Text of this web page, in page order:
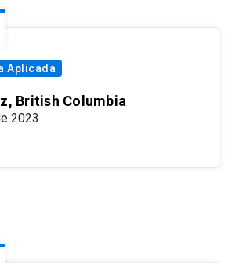
Aplicada
British Columbia
2023